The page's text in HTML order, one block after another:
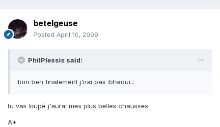
betelgeuse
Posted April 10, 2009
PhilPlessis said:
bon ben finalement j'irai pas :bhaoui..:
tu vas loupé j'aurai mes plus belles chausses.
A+